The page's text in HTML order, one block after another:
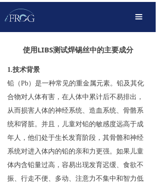
끀
首页
产品中心
解决方案
传播服务
支持下载
关于我们
使用LIBS测试焊锡丝中的主要成分
1.技术背景
铅（Pb）是一种常见的重金属元素。铅及其化
合物对人体有害，在人体中累计后不易排出，
从而损害人体的神经系统、造血系统、骨骼系
统和肾脏。并且，儿童对铅的敏感度远高于成
年人，他们处于生长发育阶段，其骨骼和神经
系统对进入体内的铅的亲和力更强。如果儿童
体内含铅量过高，容易出现发育迟缓、食欲不
振、行走不便、多动、注意力不集中和智力低